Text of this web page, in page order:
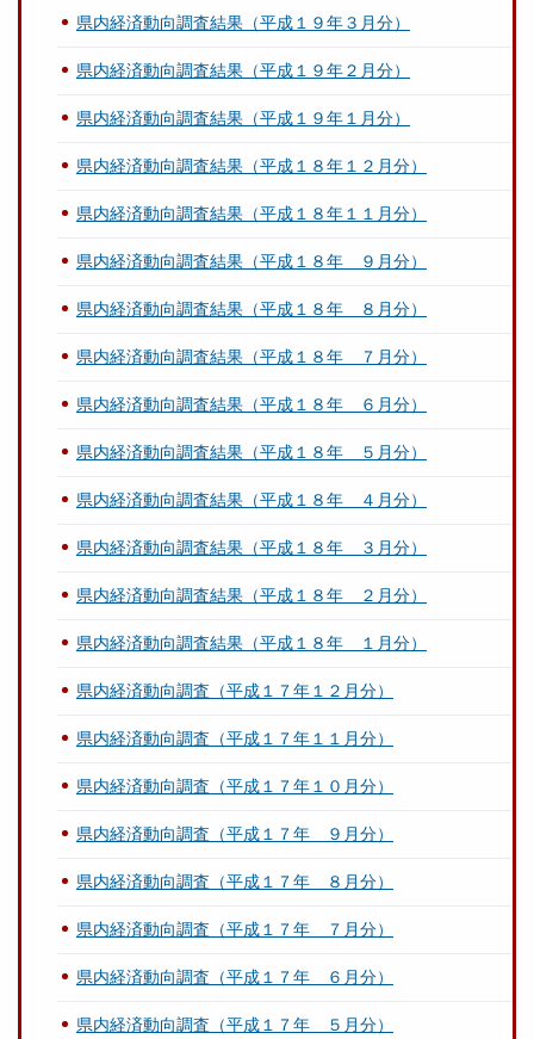
県内経済動向調査結果（平成１９年３月分）
県内経済動向調査結果（平成１９年２月分）
県内経済動向調査結果（平成１９年１月分）
県内経済動向調査結果（平成１８年１２月分）
県内経済動向調査結果（平成１８年１１月分）
県内経済動向調査結果（平成１８年 ９月分）
県内経済動向調査結果（平成１８年 ８月分）
県内経済動向調査結果（平成１８年 ７月分）
県内経済動向調査結果（平成１８年 ６月分）
県内経済動向調査結果（平成１８年 ５月分）
県内経済動向調査結果（平成１８年 ４月分）
県内経済動向調査結果（平成１８年 ３月分）
県内経済動向調査結果（平成１８年 ２月分）
県内経済動向調査結果（平成１８年 １月分）
県内経済動向調査（平成１７年１２月分）
県内経済動向調査（平成１７年１１月分）
県内経済動向調査（平成１７年１０月分）
県内経済動向調査（平成１７年 ９月分）
県内経済動向調査（平成１７年 ８月分）
県内経済動向調査（平成１７年 ７月分）
県内経済動向調査（平成１７年 ６月分）
県内経済動向調査（平成１７年 ５月分）